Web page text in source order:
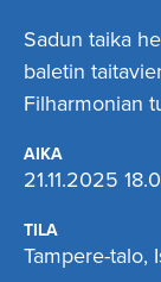
Sadun taika
baletin
Filharmonian
AIKA
21.11.2025
TILA
Tampere-talo,